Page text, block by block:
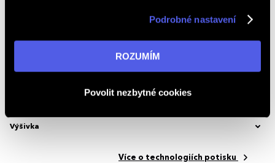
v reklamní síti na ostatních webech. Kliknutím na tlačítko
informací navštivte naši stránkuzásadách ochrany
Podrobné nastavení
ROZUMÍM
Povolit nezbytné cookies
Výšivka
Více o technologiích potisku